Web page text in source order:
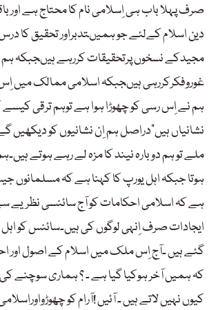
صرف پہلا باب ہی اِسلامی نام کا محتاج ہے اور
دین اسلام کےلئے جو ہمیںتدبراور تحقیق کا
مجیدکے نسخوں پرتحقیقات کررہے ہیںجبکہ
غوروفکرکررہی ہیںجبکہ اسلامی ممالک میں اِس
ہم نے اِس رسی کو چھوڑا ہوا ہے توہم ترقی
نشانیاں ہیں“دراصل ہم اِن نشانیوں کو دیکھیں
ملے تو ہم دوبارہ نیند کا مزہ لے رہے ہوتے
ہوتا جبکہ اہل یورپ کا کہنا ہے کہ مسلمانوں
ہے کہ اسلامی احکامات کو آج سائنسی نظریے
ایجادات صرف اِنہی لوگوں کی ہیں۔سائنس کو
گئے ہیں ۔آج اِس ملک میں اسلام کے اصول اور
کہ ہمیں آخر ہوکیا گیا ہے ۔ ؟ ہماری سوچنے
کیوں نہیں لاتے ہیں ۔ آئیں !آرام کو